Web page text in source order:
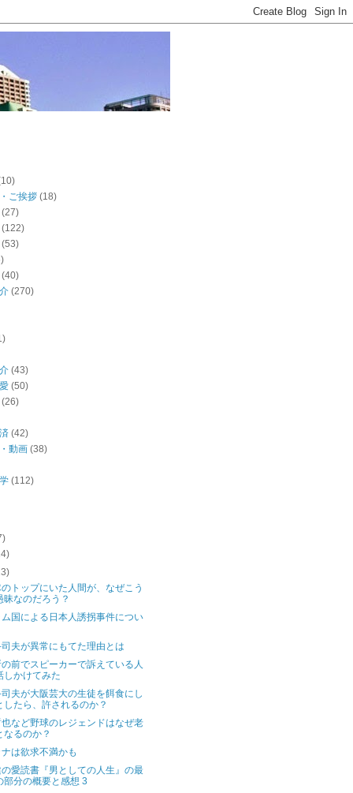
ご挨拶 (18)
(27)
(122)
(53)
(40)
(270)
(43)
(50)
(26)
(42)
動画 (38)
(112)
トップにいた人間が、なぜこう
昧なのだろう？
国による日本人誘拐事件につい
夫が異常にもてた理由とは
前でスピーカーで訴えている人
しかけてみた
夫が大阪芸大の生徒を餌食にし
したら、許されるのか？
など野球のレジェンドはなぜ老
なるのか？
は欲求不満かも
愛読書『男としての人生』の最
部分の概要と感想 3